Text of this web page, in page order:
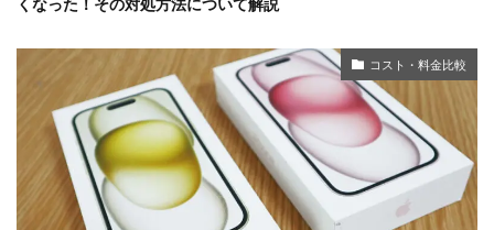
くなった！その対処方法について解説
コスト・料金比較